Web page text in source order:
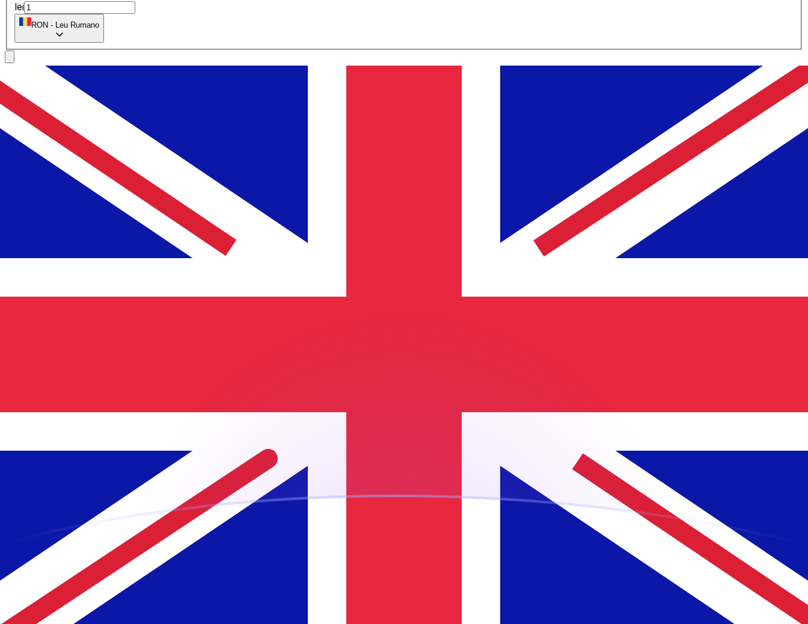
lei
RON - Leu Rumano
a
£
GBP Libra Esterlina
0.16 294724
GBP
Tasa del mercado medio a las 19:10 UTC
Habla con un experto en divisas hoy.Podemos superar las tasas de los competidores.
Usamos la tasa del mercado medio para nuestro conversor. Esto solo tiene fines informativos. No recibirás esta tasa cuando envíes dinero.Consulta las tasas de envío.
Rate information of RON/GBP
Libra EsterlinaGBP
0.162947 GBP
0.814736
1.62947
GBP
8.14736
GBP
100 RON 16.2947 GBP
500
81.4736
GBP
RON 162.947
5,000
814.736
10,000 RON